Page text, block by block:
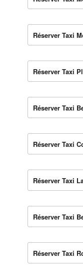
Réserver Taxi
Réserver Taxi
Réserver Taxi
Réserver Taxi
Réserver Taxi
Réserver Taxi
Réserver Taxi